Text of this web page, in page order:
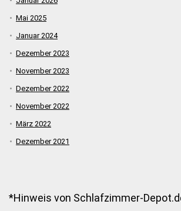
Mai 2025
Januar 2024
Dezember 2023
November 2023
Dezember 2022
November 2022
März 2022
Dezember 2021
*Hinweis von Schlafzimmer-